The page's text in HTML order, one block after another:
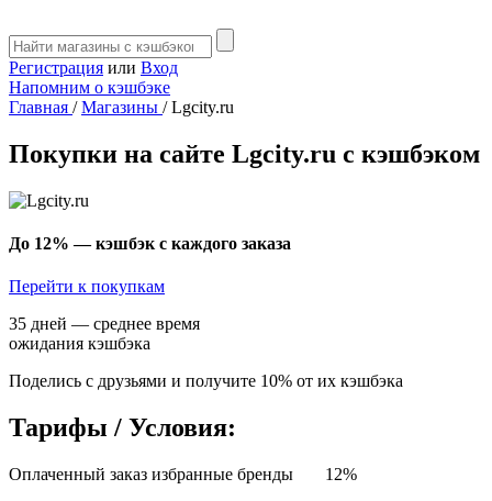
Регистрация или Вход
Напомним о кэшбэке
Главная / Магазины / Lgcity.ru
Покупки на сайте Lgcity.ru с кэшбэком
До 12% — кэшбэк с каждого заказа
Перейти к покупкам
35 дней — среднее время
ожидания кэшбэка
Поделись с друзьями и получите 10% от их кэшбэка
Тарифы / Условия:
Оплаченный заказ избранные бренды
12%